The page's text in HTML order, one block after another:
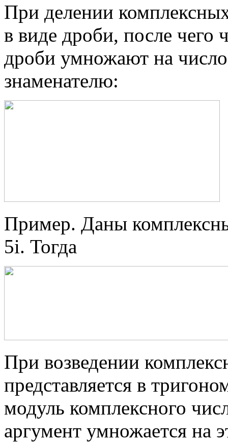
При делении
в виде дроби, после чего
дроби умножают на
знаменателю:
Пример. Даны
5i. Тогда
При возведении
представляется в
модуль комплексного
аргумент умножается на